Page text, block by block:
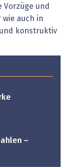
Vorzüge und
wie auch in
konstruktiv
–